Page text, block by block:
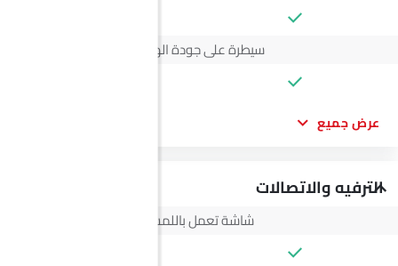
سيطرة على جودة الهواء
عرض جميع
الترفيه والاتصالات
شاشة تعمل باللمس